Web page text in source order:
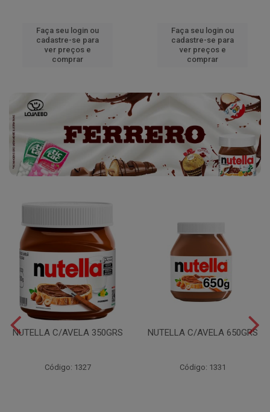
Faça seu login ou
cadastre-se para
ver preços e
comprar
Faça seu login ou
cadastre-se para
ver preços e
comprar
NUTELLA C/AVELA 350GRS
Código: 1327
NUTELLA C/AVELA 650GRS
Código: 1331